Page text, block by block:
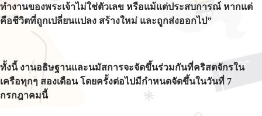
ทำงานของพระเจ้าไม่ใช่ตัวเลข หรือแม้แต่ประสบการณ์ หากแต่
คือชีวิตที่ถูกเปลี่ยนแปลง สร้างใหม่ และถูกส่งออกไป”
ทั้งนี้ งานอธิษฐานและนมัสการจะจัดขึ้นร่วมกันที่คริสตจักรใน
เครือทุกๆ สองเดือน โดยครั้งต่อไปมีกำหนดจัดขึ้นในวันที่ 7
กรกฎาคมนี้